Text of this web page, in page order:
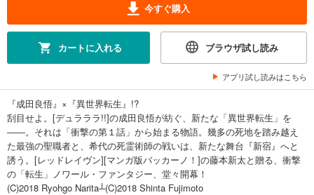
今すぐ購入
カートに入れる ブラウザ試し読み
アプリ試し読みはこちら
『成田良悟』×『異世界転生』!?
刮目せよ。[デュラララ!!]の成田良悟が紡ぐ、新たな「異世界転生」を
――。それは「衝撃の第１話」から始まる物語。幾多の死地を踏み越え
た最強の聖職者と、希代の死霊術師の戦いは、新たな舞台『新宿』へと
誘う。[レッドレイヴン][マンガ版バッカーノ！]の藤本新太と贈る、衝撃
の「転生」ノワール・ファンタジー、堂々開幕！
(C)2018 Ryohgo Narita┴(C)2018 Shinta Fujimoto